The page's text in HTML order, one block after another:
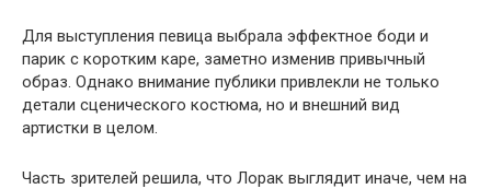
Для выступления певица выбрала эффектное боди и
парик с коротким каре, заметно изменив привычный
образ. Однако внимание публики привлекли не только
детали сценического костюма, но и внешний вид
артистки в целом.
Часть зрителей решила, что Лорак выглядит иначе, чем на